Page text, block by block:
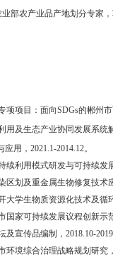
部农产业品产地划分专家
项项目：面向SDGs的郴州
及生态产业协同发展系统
应用， 2021.1-2014.12。
利用模式研发与可持续发
划及重金属生物修复技术
学生物质资源化技术及循
家可持续发展议程创新示
及宣传品编制， 2018.10-
环境综合治理战略规划研究，